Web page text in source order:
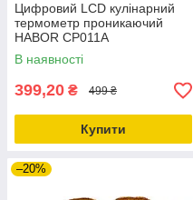
Цифровий LCD кулінарний
термометр проникаючий
HABOR CP011A
В наявності
399,20 ₴ 499 ₴
Купити
–20%